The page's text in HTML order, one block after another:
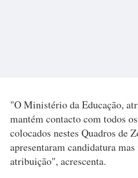
"O Ministério da Educação,
mantém contacto com todos
colocados nestes Quadros de
apresentaram candidatura
atribuição", acrescenta.